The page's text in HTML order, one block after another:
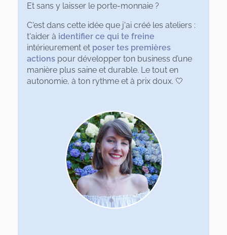
Et sans y laisser le porte-monnaie ?
C'est dans cette idée que j'ai créé les ateliers :
t'aider à identifier ce qui te freine
intérieurement et poser tes premières
actions pour développer ton business d’une
manière plus saine et durable. Le tout en
autonomie, à ton rythme et à prix doux. 🤍